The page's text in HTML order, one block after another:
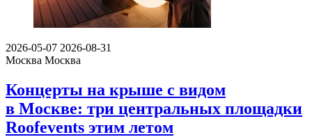
2026-05-07 2026-08-31
Москва Москва
Концерты на крыше с видом
в Москве: три центральных площадки
Roofevents этим летом